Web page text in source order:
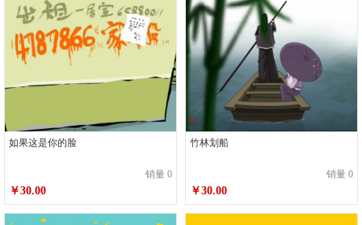
如果这是你的脸
销量 0
￥30.00
竹林划船
销量 0
￥30.00